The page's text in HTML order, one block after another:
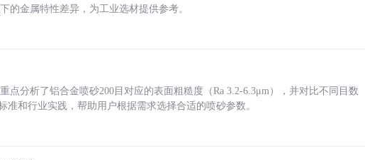
的金属特性差异，为工业选材提供参考。
点分析了铝合金喷砂200目对应的表面粗糙度（Ra 3.2-6.3μm），并对比不同目数
准和行业实践，帮助用户根据需求选择合适的喷砂参数。